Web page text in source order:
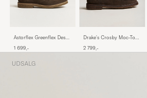
Astorflex Greenflex Desert
1 699,-
Drake's Crosby Moc-Toe
Dark Brown
2 799,-
UDSALG